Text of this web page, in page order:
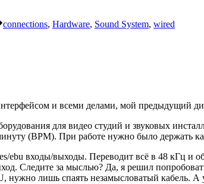
Tags:
connections, Hardware, Sound System, wired
и всеми делами, мой предыдущий
для видео студий и звуковых
(BPM). При работе нужно было держать
ebu входы/выходы. Переводит всё в 48 кГц и
Следите за мыслью? Да, я решил
нужно лишь спаять незамысловатый кабель. А